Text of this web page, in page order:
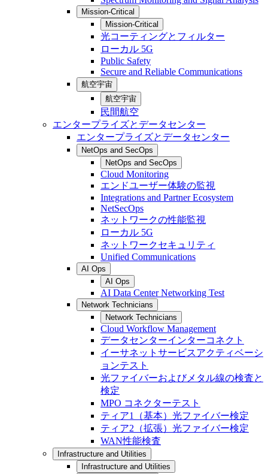
Mission-Critical
Mission-Critical
光コーティングとフィルター
ローカル 5G
Public Safety
Secure and Reliable Communications
航空宇宙
航空宇宙
民間航空
エンタープライズとデータセンター
エンタープライズとデータセンター
NetOps and SecOps
NetOps and SecOps
Cloud Monitoring
エンドユーザー体験の監視
Integrations and Partner Ecosystem
NetSecOps
ネットワークの性能監視
ローカル 5G
ネットワークセキュリティ
Unified Communications
AI Ops
AI Ops
AI Data Center Networking Test
Network Technicians
Network Technicians
Cloud Workflow Management
データセンターインターコネクト
イーサネットサービスアクティベーシ
ョンテスト
光ファイバーおよびメタル線の検査と
検定
MPO コネクターテスト
ティア1（基本）光ファイバー検定
ティア2（拡張）光ファイバー検定
WAN性能検査
Infrastructure and Utilities
Infrastructure and Utilities